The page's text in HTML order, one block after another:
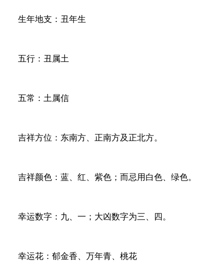
生年地支：丑年生
五行：丑属土
五常：土属信
吉祥方位：东南方、正南方及正北方。
吉祥颜色：蓝、红、紫色；而忌用白色、绿色。
幸运数字：九、一；大凶数字为三、四。
幸运花：郁金香、万年青、桃花